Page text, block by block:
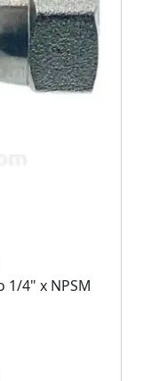
1/4" x NPSM